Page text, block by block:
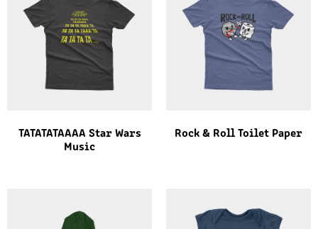
TATATATAAAA Star Wars
Music
Rock & Roll Toilet Paper